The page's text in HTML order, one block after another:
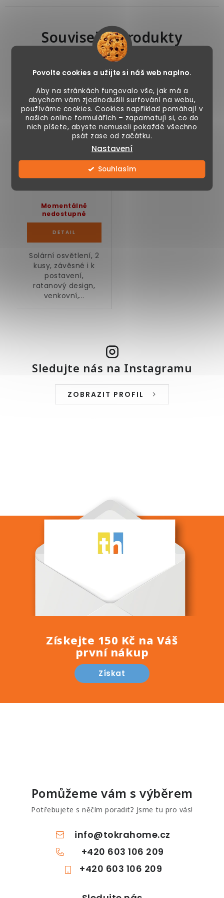
Povolte cookies a užijte si náš web naplno.
Aby na stránkách fungovalo vše, jak má a
abychom vám zjednodušili surfování na webu,
používáme cookies. Cookies například pomáhají v
našich online formulářích – zapamatují si, co do
nich píšete, abyste nemuseli pokaždé všechno
psát zase od začátku.
Nastavení
Souhlasím
Související produkty
Solární ratanové
ks
Momentálně
nedostupné
799 Kč
Solární osvětlení, 2
kusy, závěsné i k
postavení,
ratanový design,
venkovní,...
Sledujte nás na Instagramu
ZOBRAZIT PROFIL
Získejte 150 Kč na Váš
první nákup
Získat
Pomůžeme vám s výběrem
Potřebujete s něčím poradit? Jsme tu pro vás!
info@tokrahome.cz
+420 603 106 209
+420 603 106 209